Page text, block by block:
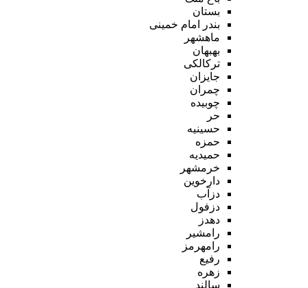
بستان
بندر امام خمینی
ماهشهر
بهبهان
ترکالکی
جایزان
چمران
چوبیده
حر
حسینیه
حمزه
حمیدیه
خرمشهر
دارخوین
دزآب
دزفول
دهدز
رامشیر
رامهرمز
رفیع
زهره
سالند